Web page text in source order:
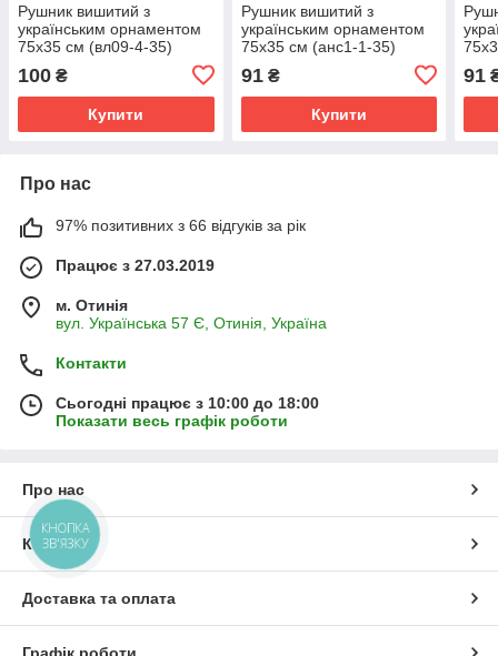
Рушник вишитий з
українським орнаментом
75х35 см (вл09-4-35)
100 ₴
Купити
Рушник вишитий з
українським орнаментом
75х35 см (анс1-1-35)
91₴
Купити
91
Про нас
97% позитивних з 66 відгуків за рік
Працює з 27.03.2019
м. Отинія
вул. Українська 57 Є, Отинія, Україна
Контакти
Сьогодні працює з 10:00 до 18:00
Показати весь графік роботи
Про нас
Контакти
Доставка та оплата
КНОПКА
ЗВ'ЯЗКУ